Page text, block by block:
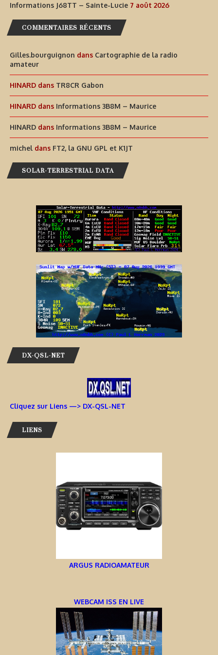
Informations J68TT – Sainte-Lucie 7 août 2026
COMMENTAIRES RÉCENTS
Gilles.bourguignon dans Cartographie de la radio
amateur
HINARD dans TR8CR Gabon
HINARD dans Informations 3B8M – Maurice
HINARD dans Informations 3B8M – Maurice
michel dans FT2, la GNU GPL et K1JT
SOLAR-TERRESTRIAL DATA
DX-QSL-NET
Cliquez sur Liens —> DX-QSL-NET
LIENS
ARGUS RADIOAMATEUR
WEBCAM ISS EN LIVE